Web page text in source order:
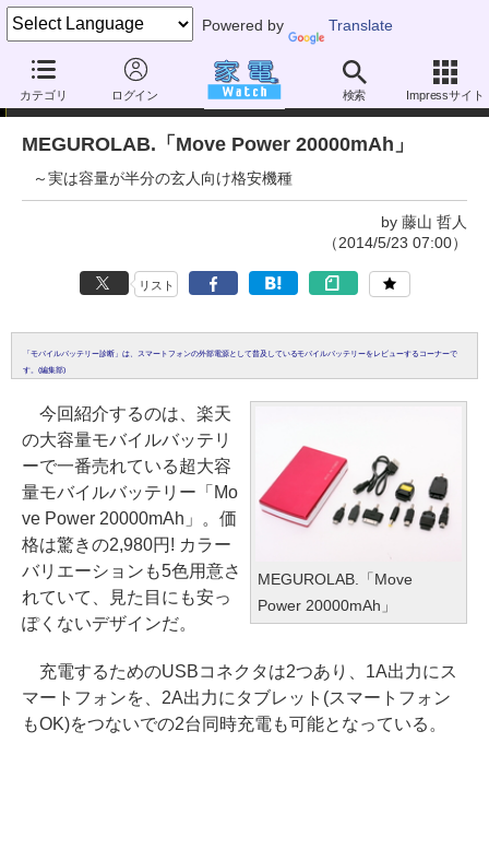
Powered by Translate
カテゴリ ログイン 検索 Impressサイト
藤山哲人のモバイルバッテリー診断
MEGUROLAB.「Move Power 20000mAh」
～実は容量が半分の玄人向け格安機種
by 藤山 哲人
（2014/5/23 07:00）
リスト
「モバイルバッテリー診断」は、スマートフォンの外部電源として普及しているモバイルバッテリーをレビューするコーナーで
す。(編集部)
MEGUROLAB.「Move
Power 20000mAh」
今回紹介するのは、楽天
の大容量モバイルバッテリ
ーで一番売れている超大容
量モバイルバッテリー「Mo
ve Power 20000mAh」。価
格は驚きの2,980円! カラー
バリエーションも5色用意さ
れていて、見た目にも安っ
ぽくないデザインだ。
充電するためのUSBコネクタは2つあり、1A出力にス
マートフォンを、2A出力にタブレット(スマートフォン
もOK)をつないでの2台同時充電も可能となっている。